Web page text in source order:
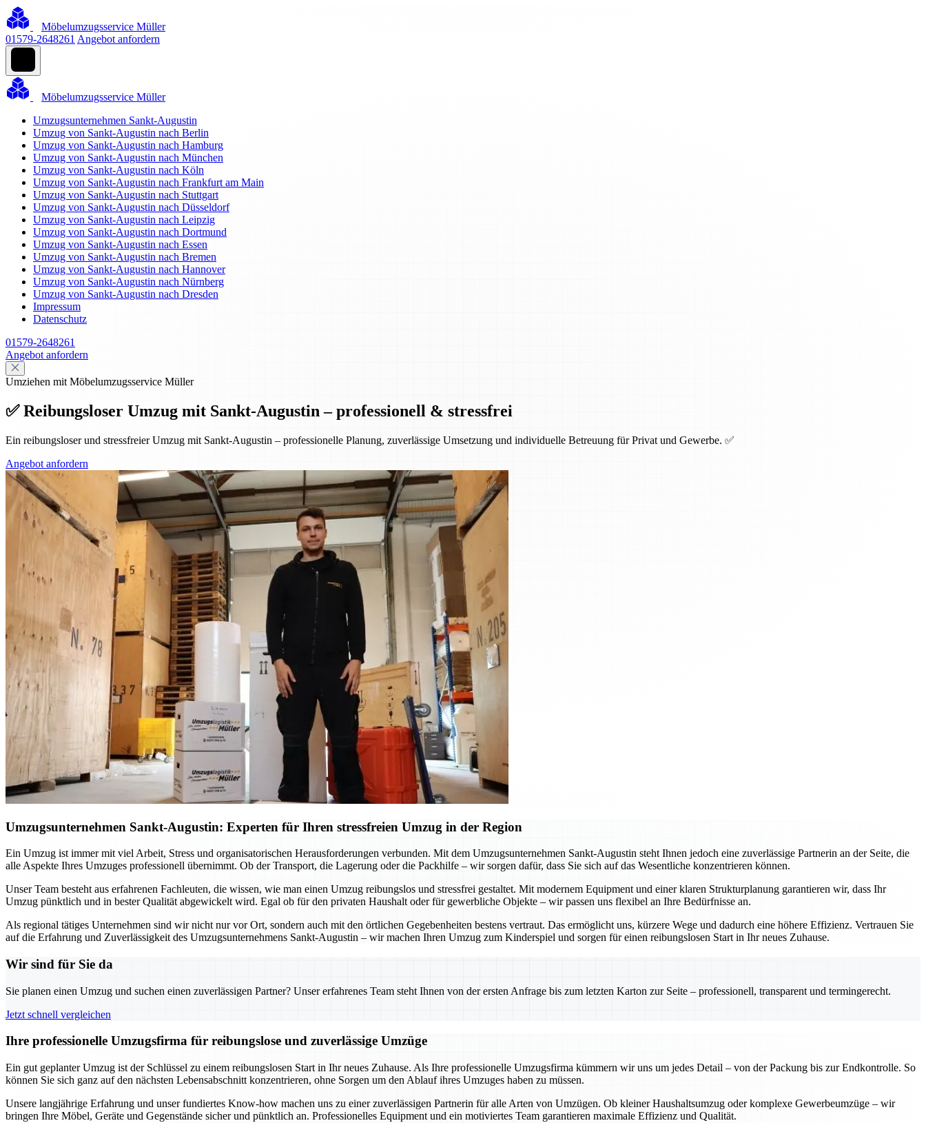
Möbelumzugsservice Müller
01579-2648261 Angebot anfordern
Möbelumzugsservice Müller
Umzugsunternehmen Sankt-Augustin
Umzug von Sankt-Augustin nach Berlin
Umzug von Sankt-Augustin nach Hamburg
Umzug von Sankt-Augustin nach München
Umzug von Sankt-Augustin nach Köln
Umzug von Sankt-Augustin nach Frankfurt am Main
Umzug von Sankt-Augustin nach Stuttgart
Umzug von Sankt-Augustin nach Düsseldorf
Umzug von Sankt-Augustin nach Leipzig
Umzug von Sankt-Augustin nach Dortmund
Umzug von Sankt-Augustin nach Essen
Umzug von Sankt-Augustin nach Bremen
Umzug von Sankt-Augustin nach Hannover
Umzug von Sankt-Augustin nach Nürnberg
Umzug von Sankt-Augustin nach Dresden
Impressum
Datenschutz
01579-2648261
Angebot anfordern
Umziehen mit Möbelumzugsservice Müller
✅ Reibungsloser Umzug mit Sankt-Augustin – professionell & stressfrei
Ein reibungsloser und stressfreier Umzug mit Sankt-Augustin – professionelle Planung, zuverlässige Umsetzung und individuelle Betreuung für Privat und Gewerbe. ✅
Angebot anfordern
Umzugsunternehmen Sankt-Augustin: Experten für Ihren stressfreien Umzug in der Region
Ein Umzug ist immer mit viel Arbeit, Stress und organisatorischen Herausforderungen verbunden. Mit dem Umzugsunternehmen Sankt-Augustin steht Ihnen jedoch eine zuverlässige Partnerin an der Seite, die
alle Aspekte Ihres Umzuges professionell übernimmt. Ob der Transport, die Lagerung oder die Packhilfe – wir sorgen dafür, dass Sie sich auf das Wesentliche konzentrieren können.
Unser Team besteht aus erfahrenen Fachleuten, die wissen, wie man einen Umzug reibungslos und stressfrei gestaltet. Mit modernem Equipment und einer klaren Strukturplanung garantieren wir, dass Ihr
Umzug pünktlich und in bester Qualität abgewickelt wird. Egal ob für den privaten Haushalt oder für gewerbliche Objekte – wir passen uns flexibel an Ihre Bedürfnisse an.
Als regional tätiges Unternehmen sind wir nicht nur vor Ort, sondern auch mit den örtlichen Gegebenheiten bestens vertraut. Das ermöglicht uns, kürzere Wege und dadurch eine höhere Effizienz. Vertrauen Sie
auf die Erfahrung und Zuverlässigkeit des Umzugsunternehmens Sankt-Augustin – wir machen Ihren Umzug zum Kinderspiel und sorgen für einen reibungslosen Start in Ihr neues Zuhause.
Wir sind für Sie da
Sie planen einen Umzug und suchen einen zuverlässigen Partner? Unser erfahrenes Team steht Ihnen von der ersten Anfrage bis zum letzten Karton zur Seite – professionell, transparent und termingerecht.
Jetzt schnell vergleichen
Ihre professionelle Umzugsfirma für reibungslose und zuverlässige Umzüge
Ein gut geplanter Umzug ist der Schlüssel zu einem reibungslosen Start in Ihr neues Zuhause. Als Ihre professionelle Umzugsfirma kümmern wir uns um jedes Detail – von der Packung bis zur Endkontrolle. So
können Sie sich ganz auf den nächsten Lebensabschnitt konzentrieren, ohne Sorgen um den Ablauf ihres Umzuges haben zu müssen.
Unsere langjährige Erfahrung und unser fundiertes Know-how machen uns zu einer zuverlässigen Partnerin für alle Arten von Umzügen. Ob kleiner Haushaltsumzug oder komplexe Gewerbeumzüge – wir
bringen Ihre Möbel, Geräte und Gegenstände sicher und pünktlich an. Professionelles Equipment und ein motiviertes Team garantieren maximale Effizienz und Qualität.